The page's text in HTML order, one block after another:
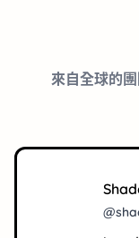
來自全球的